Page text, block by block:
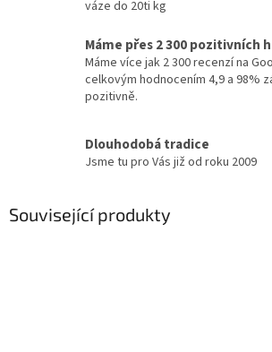
váze do 20ti kg
Máme přes 2 300 pozitivních
Máme více jak 2 300 recenzí na
celkovým hodnocením 4,9 a 98%
pozitivně.
Dlouhodobá tradice
Jsme tu pro Vás již od roku 2009
Související produkty